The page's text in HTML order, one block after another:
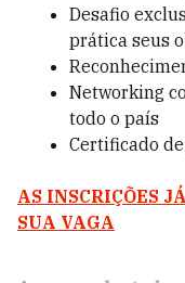
Desafio
prática seus
Networking
todo o país
Certificado
AS INSCRIÇÕES
SUA VAGA